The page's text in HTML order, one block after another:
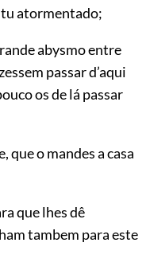
tu atormentado;
abysmo entre
passar d’aqui
os de lá passar
que o mandes a casa
que lhes dê
tambem para este